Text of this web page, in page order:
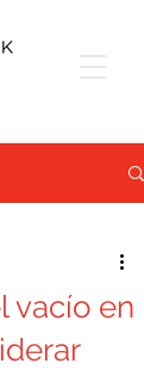
vacío en